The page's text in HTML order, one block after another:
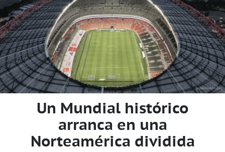
Un Mundial histórico
arranca en una
Norteamérica dividida